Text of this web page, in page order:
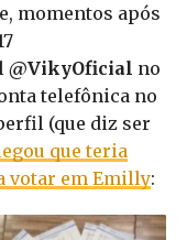
momentos após
@VikyOficial no
telefônica no
(que diz ser
que teria
votar em Emilly: